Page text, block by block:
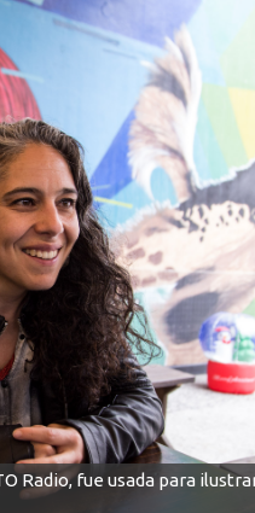
Radio, fue usada para